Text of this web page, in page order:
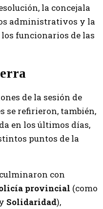
la concejala
administrativos y la
funcionarios de las
de la sesión de
se refirieron, también,
en los últimos días,
puntos de la
con
provincial (como
Solidaridad),